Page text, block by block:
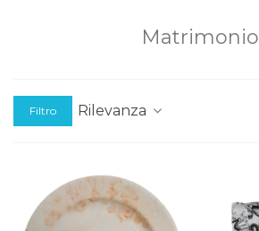
Matrimonio
Filtro Rilevanza